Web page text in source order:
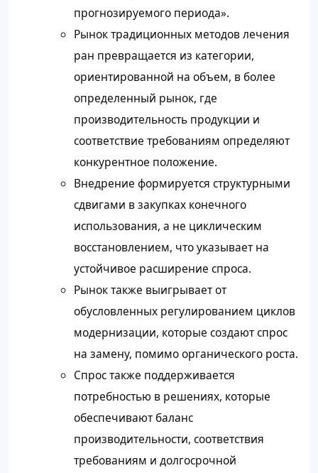
прогнозируемого периода».
Рынок традиционных методов лечения
ран превращается из категории,
ориентированной на объем, в более
определенный рынок, где
производительность продукции и
соответствие требованиям определяют
конкурентное положение.
Внедрение формируется структурными
сдвигами в закупках конечного
использования, а не циклическим
восстановлением, что указывает на
устойчивое расширение спроса.
Рынок также выигрывает от
обусловленных регулированием циклов
модернизации, которые создают спрос
на замену, помимо органического роста.
Спрос также поддерживается
потребностью в решениях, которые
обеспечивают баланс
производительности, соответствия
требованиям и долгосрочной